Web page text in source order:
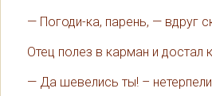
— Погоди-ка, парень, — вдруг
Отец полез в карман и достал
— Да шевелись ты! –